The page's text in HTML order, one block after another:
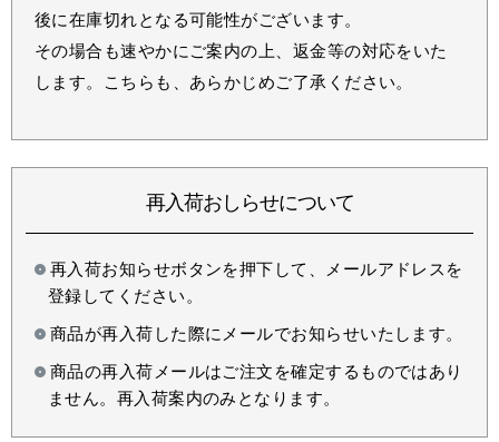
後に在庫切れとなる可能性がございます。
その場合も速やかにご案内の上、返金等の対応をいた
します。こちらも、あらかじめご了承ください。
再入荷おしらせについて
再入荷お知らせボタンを押下して、メールアドレスを
登録してください。
商品が再入荷した際にメールでお知らせいたします。
商品の再入荷メールはご注文を確定するものではあり
ません。再入荷案内のみとなります。